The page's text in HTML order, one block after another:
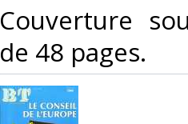
‎Couverture
de 48 pages.‎